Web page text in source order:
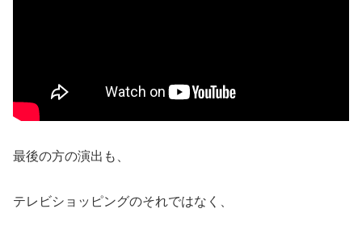
最後の方の演出も、
テレビショッピングのそれではなく、